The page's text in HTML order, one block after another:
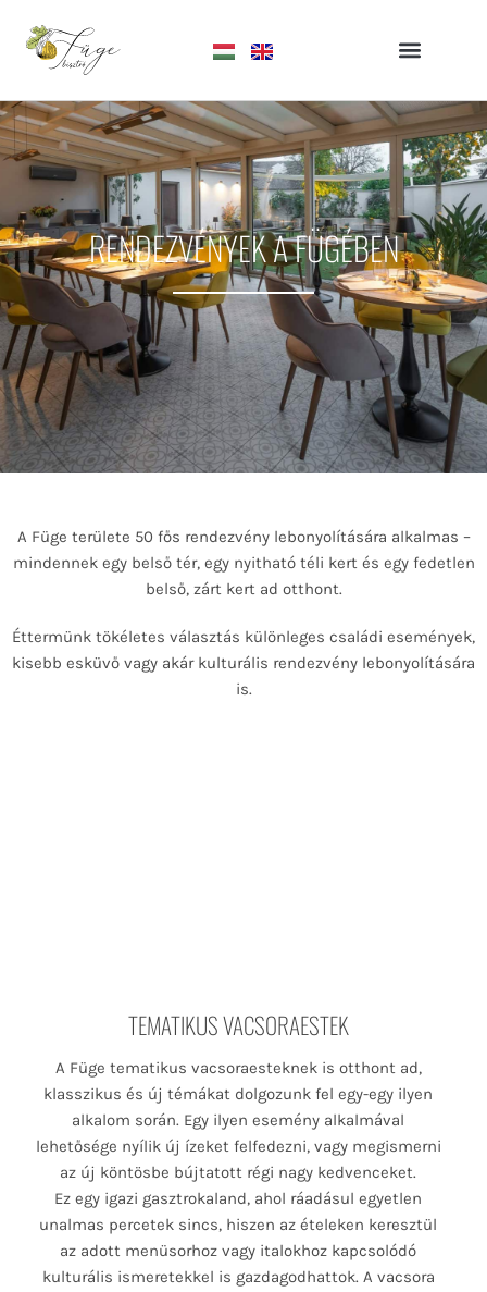
RENDEZVÉNYEK A FÜGÉBEN
A Füge területe 50 fős rendezvény lebonyolítására alkalmas –
mindennek egy belső tér, egy nyitható téli kert és egy fedetlen
belső, zárt kert ad otthont.
Éttermünk tökéletes választás különleges családi események,
kisebb esküvő vagy akár kulturális rendezvény lebonyolítására
is.
TEMATIKUS VACSORAESTEK
A Füge tematikus vacsoraesteknek is otthont ad,
klasszikus és új témákat dolgozunk fel egy-egy ilyen
alkalom során. Egy ilyen esemény alkalmával
lehetősége nyílik új ízeket felfedezni, vagy megismerni
az új köntösbe bújtatott régi nagy kedvenceket.
Ez egy igazi gasztrokaland, ahol ráadásul egyetlen
unalmas percetek sincs, hiszen az ételeken keresztül
az adott menüsorhoz vagy italokhoz kapcsolódó
kulturális ismeretekkel is gazdagodhattok. A vacsora